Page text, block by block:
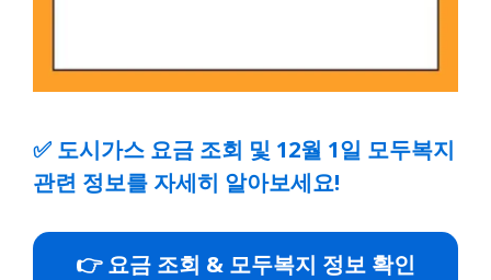
✅ 도시가스 요금 조회 및 12월 1일 모두복지
관련 정보를 자세히 알아보세요!
👉 요금 조회 & 모두복지 정보 확인